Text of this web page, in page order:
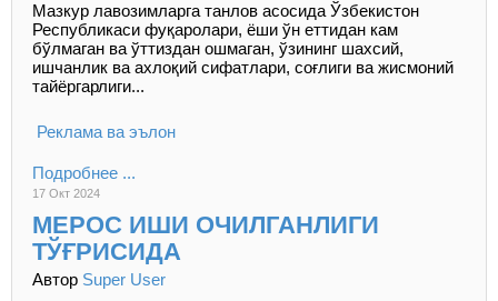
Мазкур лавозимларга танлов асосида Ўзбекистон
Республикаси фуқаролари, ёши ўн еттидан кам
бўлмаган ва ўттиздан ошмаган, ўзининг шахсий,
ишчанлик ва ахлоқий сифатлари, соғлиги ва жисмоний
тайёргарлиги...
Реклама ва эълон
Подробнее ...
17 Окт 2024
МЕРОС ИШИ ОЧИЛГАНЛИГИ
ТЎҒРИСИДА
Автор Super User